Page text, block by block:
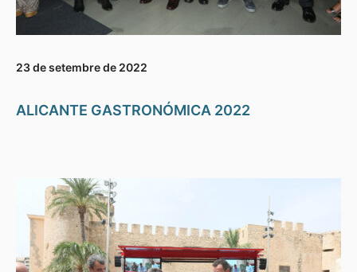
23 de setembre de 2022
ALICANTE GASTRONÓMICA 2022